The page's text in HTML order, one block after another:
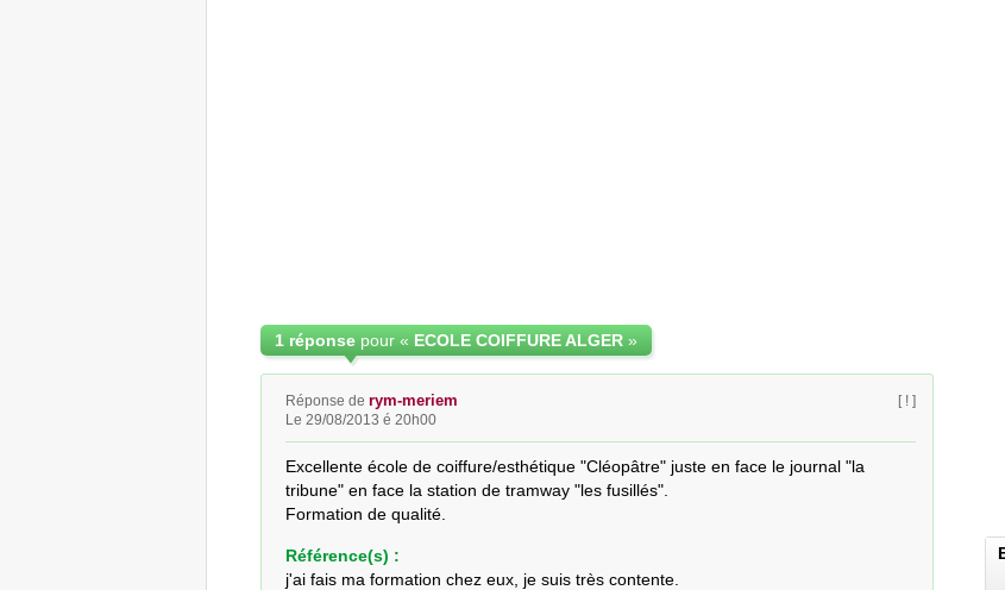
1 réponse pour « ECOLE COIFFURE ALGER»
Réponse de rym-meriem
Le 29/08/2013 é 20h00
[ ! ]
Excellente école de coiffure/esthétique "Cléopâtre" juste en face le journal "la
tribune" en face la station de tramway "les fusillés".
Formation de qualité.
Référence(s) :
j'ai fais ma formation chez eux, je suis très contente.